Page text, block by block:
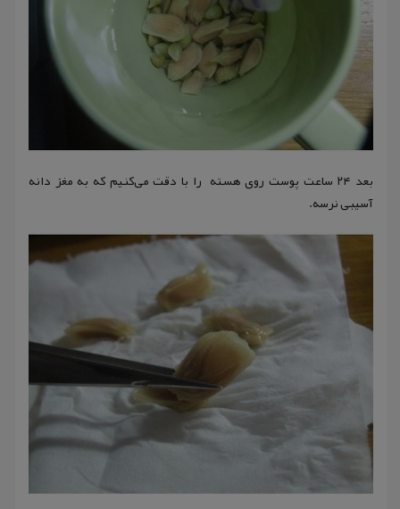
بعد ۲۴ ساعت پوست روی هسته را با دقت می‌کنیم که به مغز دانه
آسیبی نرسه.